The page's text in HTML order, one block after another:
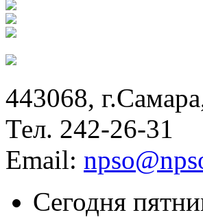
443068,
Тел. 242-26-31
Email:
Сегодня